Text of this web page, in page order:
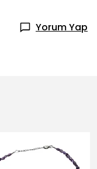
Yorum Yap